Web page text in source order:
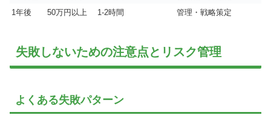
1年後
50万円以上 1-2時間 管理・戦略策定
失敗しないための注意点とリスク管理
よくある失敗パターン